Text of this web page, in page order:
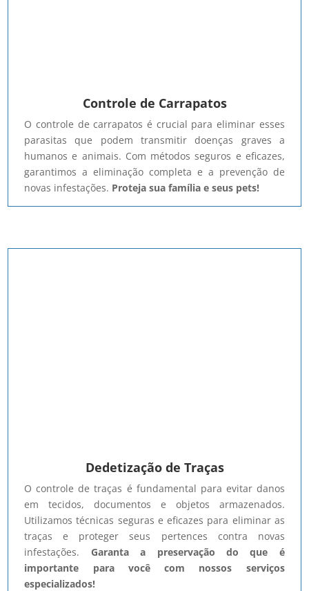
Controle de Carrapatos
O controle de carrapatos é crucial para eliminar esses
parasitas que podem transmitir doenças graves a
humanos e animais. Com métodos seguros e eficazes,
garantimos a eliminação completa e a prevenção de
novas infestações. Proteja sua família e seus pets!
Dedetização de Traças
O controle de traças é fundamental para evitar danos
em tecidos, documentos e objetos armazenados.
Utilizamos técnicas seguras e eficazes para eliminar as
traças e proteger seus pertences contra novas
infestações. Garanta a preservação do que é
importante para você com nossos serviços
especializados!